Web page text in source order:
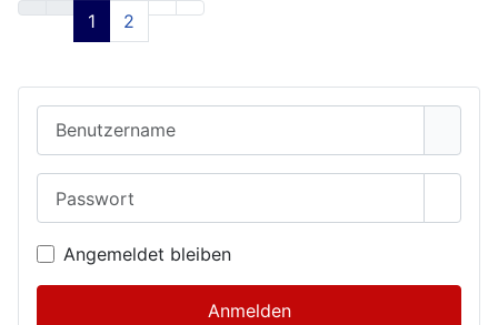
1 2
Angemeldet bleiben
Anmelden